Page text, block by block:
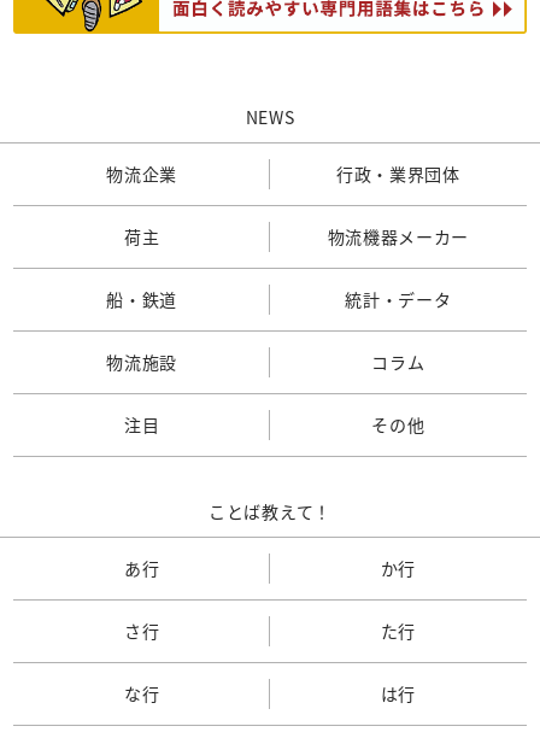
NEWS
物流企業 行政・業界団体
荷主 物流機器メーカー
船・鉄道 統計・データ
物流施設 コラム
注目 その他
ことば教えて！
あ行 か行
さ行 た行
な行 は行